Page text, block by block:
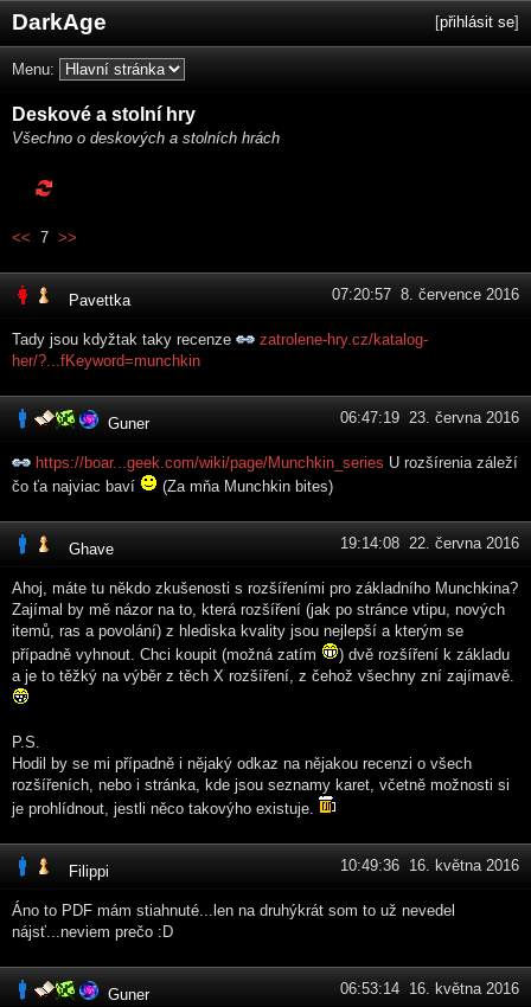
DarkAge [přihlásit se]
Menu:
Deskové a stolní hry
Všechno o deskových a stolních hrách
<< 7 >>
Pavettka 07:20:57 8. července 2016
Tady jsou kdyžtak taky recenze
zatrolene-hry.cz/katalog-
her/?...fKeyword=munchkin
Guner 06:47:19 23. června 2016
https://boar...geek.com/wiki/page/Munchkin_series U rozšírenia záleží
čo ťa najviac baví
(Za mňa Munchkin bites)
Ghave 19:14:08 22. června 2016
Ahoj, máte tu někdo zkušenosti s rozšířeními pro základního Munchkina?
Zajímal by mě názor na to, která rozšíření (jak po stránce vtipu, nových
itemů, ras a povolání) z hlediska kvality jsou nejlepší a kterým se
případně vyhnout. Chci koupit (možná zatím
) dvě rozšíření k základu
a je to těžký na výběr z těch X rozšíření, z čehož všechny zní zajímavě.
P.S.
Hodil by se mi případně i nějaký odkaz na nějakou recenzi o všech
rozšířeních, nebo i stránka, kde jsou seznamy karet, včetně možnosti si
je prohlídnout, jestli něco takovýho existuje.
Filippi 10:49:36 16. května 2016
Áno to PDF mám stiahnuté...len na druhýkrát som to už nevedel
nájsť...neviem prečo :D
Guner 06:53:14 16. května 2016